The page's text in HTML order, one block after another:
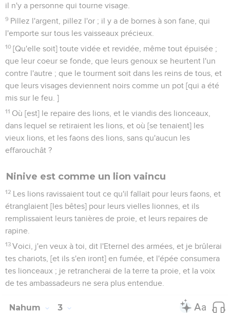
il n'y a personne qui tourne visage.
9 Pillez l'argent, pillez l'or ; il y a de bornes à son fane, qui
l'emporte sur tous les vaisseaux précieux.
10 [Qu'elle soit] toute vidée et revidée, même tout épuisée ;
que leur coeur se fonde, que leurs genoux se heurtent l'un
contre l'autre ; que le tourment soit dans les reins de tous, et
que leurs visages deviennent noirs comme un pot [qui a été
mis sur le feu. ]
11 Où [est] le repaire des lions, et le viandis des lionceaux,
dans lequel se retiraient les lions, et où [se tenaient] les
vieux lions, et les faons des lions, sans qu'aucun les
effarouchât ?
Ninive est comme un lion vaincu
12 Les lions ravissaient tout ce qu'il fallait pour leurs faons, et
étranglaient [les bêtes] pour leurs vielles lionnes, et ils
remplissaient leurs tanières de proie, et leurs repaires de
rapine.
13 Voici, j'en veux à toi, dit l'Eternel des armées, et je brûlerai
tes chariots, [et ils s'en iront] en fumée, et l'épée consumera
tes lionceaux ; je retrancherai de la terre ta proie, et la voix
de tes ambassadeurs ne sera plus entendue.
Nahum 3